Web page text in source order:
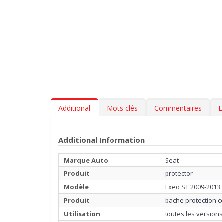
Additional Mots clés Commentaires
Additional Information
Marque Auto
Seat
Produit
protector
Modèle
Exeo ST 2009-2013
Produit
bache protection
Utilisation
toutes les versions